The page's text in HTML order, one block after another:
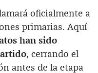
oficialmente a
primarias. Aquí
han sido
, cerrando el
antes de la etapa